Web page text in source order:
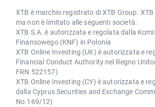
XTB è marchio registrato di XTB Group.
ma non è limitato alle seguenti società:
XTB S.A. è autorizzata e regolata dalla
Finansowego (KNF) in Polonia
XTB Online Investing (UK) è autorizzata e
Financial Conduct Authority nel Regno
FRN 522157)
XTB Online Investing (CY) è autorizzata e
dalla Cyprus Securities and Exchange
No.169/12)